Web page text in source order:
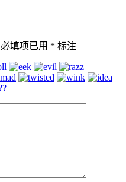
必填项已用 * 标注